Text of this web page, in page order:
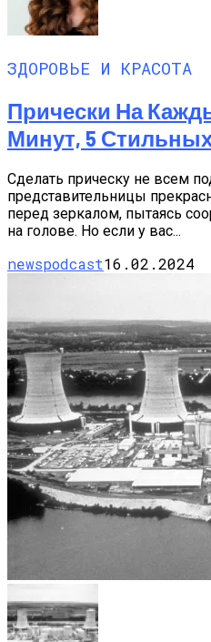
ЗДОРОВЬЕ И КРАСОТА
Прически На
Минут, 5
Сделать прическу не всем
представительницы
перед зеркалом, пытаясь
на голове. Но если у вас...
newspodcast16.02.2024